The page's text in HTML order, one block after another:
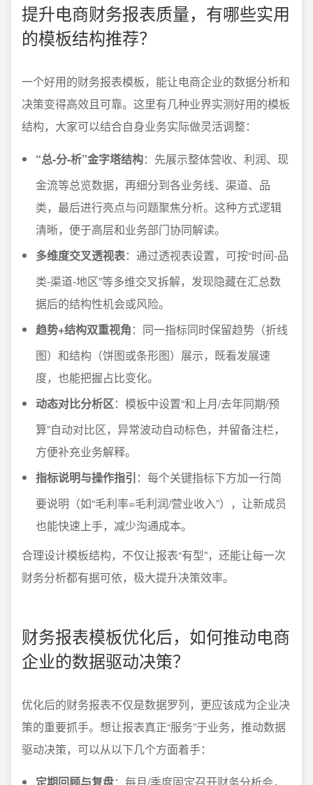
提升电商财务报表质量，有哪些实用
的模板结构推荐？
一个好用的财务报表模板，能让电商企业的数据分析和
决策变得高效且可靠。这里有几种业界实测好用的模板
结构，大家可以结合自身业务实际做灵活调整：
“总-分-析”金字塔结构：先展示整体营收、利润、现
金流等总览数据，再细分到各业务线、渠道、品
类，最后进行亮点与问题聚焦分析。这种方式逻辑
清晰，便于高层和业务部门协同解读。
多维度交叉透视表：通过透视表设置，可按“时间-品
类-渠道-地区”等多维交叉拆解，发现隐藏在汇总数
据后的结构性机会或风险。
趋势+结构双重视角：同一指标同时保留趋势（折线
图）和结构（饼图或条形图）展示，既看发展速
度，也能把握占比变化。
动态对比分析区：模板中设置“和上月/去年同期/预
算”自动对比区，异常波动自动标色，并留备注栏，
方便补充业务解释。
指标说明与操作指引：每个关键指标下方加一行简
要说明（如“毛利率=毛利润/营业收入”），让新成员
也能快速上手，减少沟通成本。
合理设计模板结构，不仅让报表“有型”，还能让每一次
财务分析都有据可依，极大提升决策效率。
财务报表模板优化后，如何推动电商
企业的数据驱动决策？
优化后的财务报表不仅是数据罗列，更应该成为企业决
策的重要抓手。想让报表真正“服务”于业务，推动数据
驱动决策，可以从以下几个方面着手：